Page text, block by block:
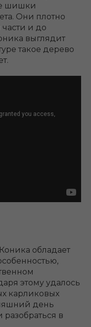
шишки
Они плотно
и до
выглядит
такое дерево
обладает
этому удалось
карликовых
день
в